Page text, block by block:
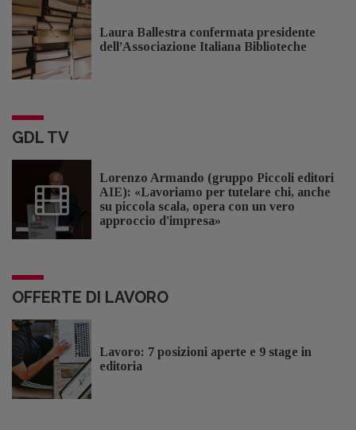
Laura Ballestra confermata presidente
dell’Associazione Italiana Biblioteche
GDL TV
Lorenzo Armando (gruppo Piccoli editori
AIE): «Lavoriamo per tutelare chi, anche
su piccola scala, opera con un vero
approccio d'impresa»
OFFERTE DI LAVORO
Lavoro: 7 posizioni aperte e 9 stage in
editoria